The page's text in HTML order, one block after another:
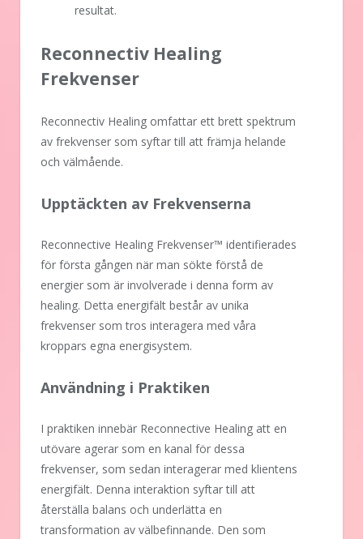
resultat.
Reconnectiv Healing
Frekvenser
Reconnectiv Healing omfattar ett brett spektrum
av frekvenser som syftar till att främja helande
och välmående.
Upptäckten av Frekvenserna
Reconnective Healing Frekvenser™ identifierades
för första gången när man sökte förstå de
energier som är involverade i denna form av
healing. Detta energifält består av unika
frekvenser som tros interagera med våra
kroppars egna energisystem.
Användning i Praktiken
I praktiken innebär Reconnective Healing att en
utövare agerar som en kanal för dessa
frekvenser, som sedan interagerar med klientens
energifält. Denna interaktion syftar till att
återställa balans och underlätta en
transformation av välbefinnande. Den som